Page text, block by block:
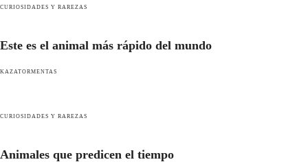
CURIOSIDADES Y RAREZAS
Este es el animal más rápido del mundo
KAZATORMENTAS
CURIOSIDADES Y RAREZAS
Animales que predicen el tiempo